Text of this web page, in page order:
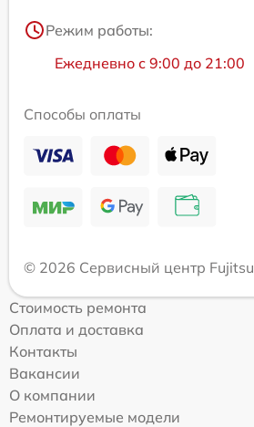
Режим работы:
Ежедневно с 9:00 до 21:00
Способы оплаты
© 2026 Сервисный центр Fujitsu
Стоимость ремонта
Оплата и доставка
Контакты
Вакансии
О компании
Ремонтируемые модели